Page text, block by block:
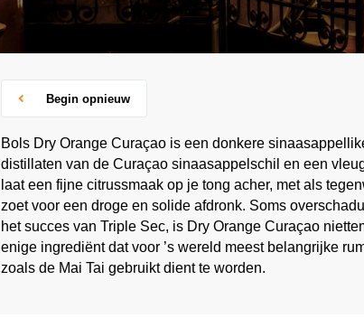
Begin opnieuw
Bols Dry Orange Curaçao is een donkere
distillaten van de Curaçao sinaasappelschil en een
laat een fijne citrussmaak op je tong acher, met als
zoet voor een droge en solide afdronk. Soms
het succes van Triple Sec, is Dry Orange Curaçao
enige ingrediënt dat voor ’s wereld meest belangrijke
zoals de Mai Tai gebruikt dient te worden.